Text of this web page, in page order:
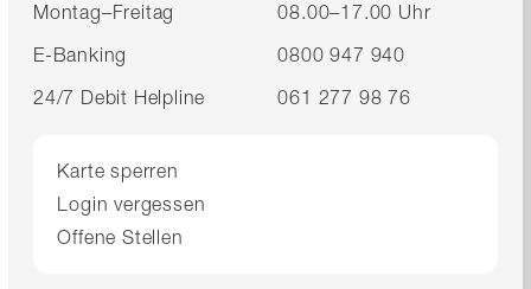
Montag–Freitag
08.00–17.00 Uhr
E-Banking
0800 947 940
24/7 Debit Helpline
061 277 98 76
Karte sperren
Login vergessen
Offene Stellen